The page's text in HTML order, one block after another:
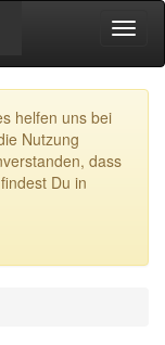
helfen uns bei
Nutzung
dass
Du in